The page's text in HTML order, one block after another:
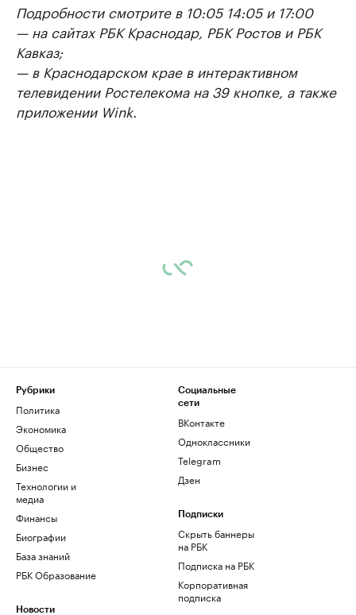
Подробности смотрите в 10:05 14:05 и 17:00
— на сайтах РБК Краснодар, РБК Ростов и РБК
Кавказ;
— в Краснодарском крае в интерактивном
телевидении Ростелекома на 39 кнопке, а также
приложении Wink.
Рубрики
Политика
Экономика
Общество
Бизнес
Технологии и
медиа
Финансы
Биографии
База знаний
РБК Образование
Новости
Социальные
сети
ВКонтакте
Одноклассники
Telegram
Дзен
Подписки
Скрыть баннеры
на РБК
Подписка на РБК
Корпоративная
подписка